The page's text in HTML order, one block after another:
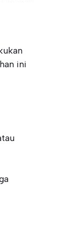
ini